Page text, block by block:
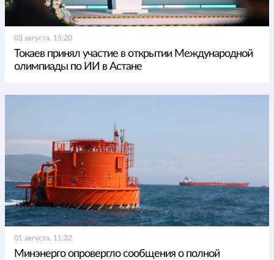
03 августа, 15:20
Токаев принял участие в открытии Международной
олимпиады по ИИ в Астане
01 августа, 11:32
Минэнерго опровергло сообщения о полной